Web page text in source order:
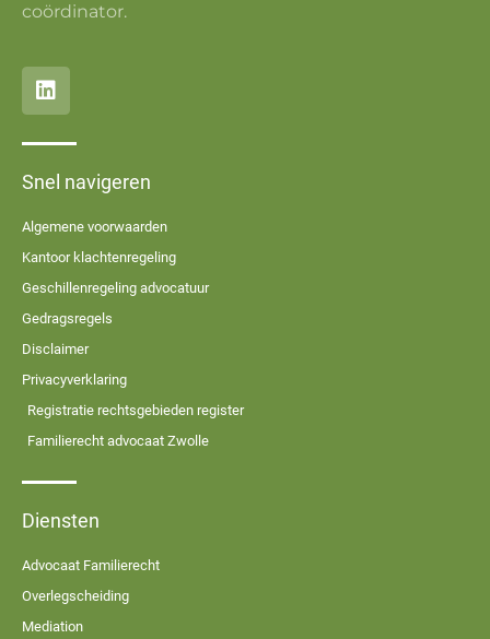
coördinator.
Snel navigeren
Algemene voorwaarden
Kantoor klachtenregeling
Geschillenregeling advocatuur
Gedragsregels
Disclaimer
Privacyverklaring
Registratie rechtsgebieden register
Familierecht advocaat Zwolle
Diensten
Advocaat Familierecht
Overlegscheiding
Mediation